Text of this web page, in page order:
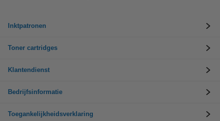
Inktpatronen
Toner cartridges
Klantendienst
Bedrijfsinformatie
Toegankelijkheidsverklaring